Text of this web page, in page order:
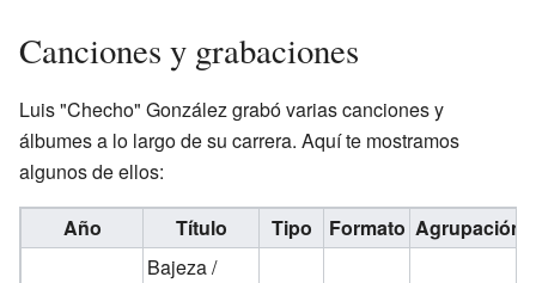
Canciones y grabaciones
Luis "Checho" González grabó varias canciones y
álbumes a lo largo de su carrera. Aquí te mostramos
algunos de ellos:
Año Título Tipo Formato Agrupación
Bajeza /